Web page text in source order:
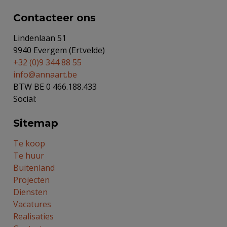
Contacteer ons
Lindenlaan 51
9940 Evergem (Ertvelde)
+32 (0)9 344 88 55
info@annaart.be
BTW BE 0 466.188.433
Social:
Sitemap
Te koop
Te huur
Buitenland
Projecten
Diensten
Vacatures
Realisaties